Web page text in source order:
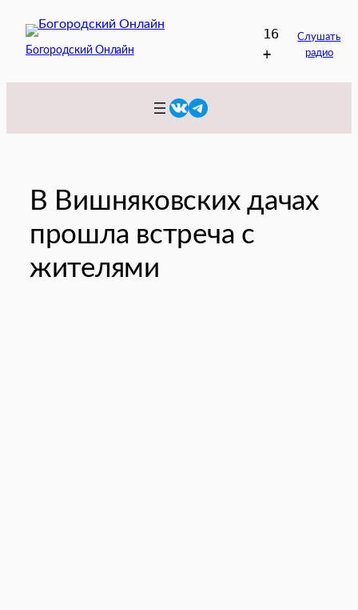
содержимому
Богородский Онлайн
16
+
Слушать
радио
VKTelegram
В Вишняковских дачах
прошла встреча с
жителями